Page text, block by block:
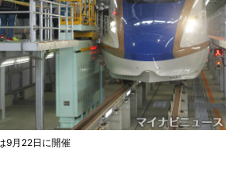
9月22日に開催